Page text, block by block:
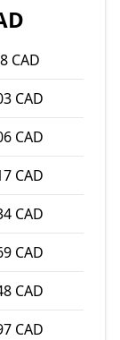
CAD
CAD
CAD
CAD
CAD
CAD
CAD
CAD